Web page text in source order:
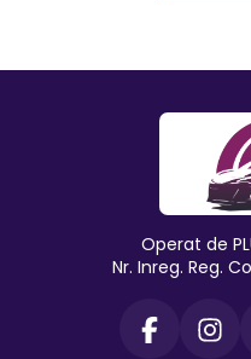
Operat de
Nr. Inreg. Reg.